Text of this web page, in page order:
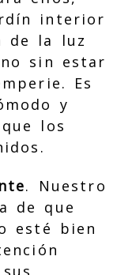
interior
de la luz
sin estar
Es
y
los
. Nuestro
de que
esté bien